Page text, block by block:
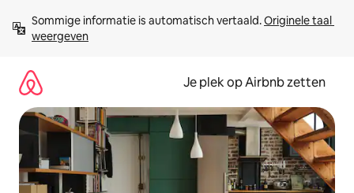
direct
naar
Sommige informatie is automatisch vertaald. Originele taal
weergeven
Je plek op Airbnb zetten